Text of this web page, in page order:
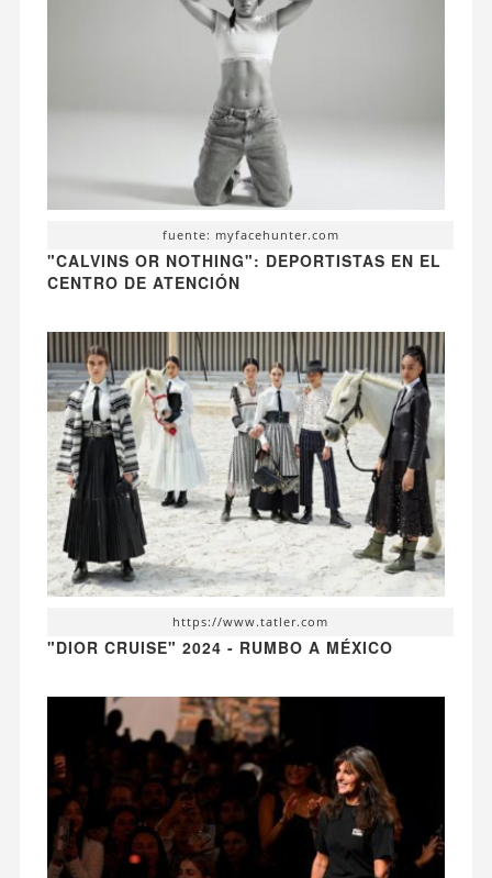
fuente: myfacehunter.com
"CALVINS OR NOTHING": DEPORTISTAS EN EL
CENTRO DE ATENCIÓN
https://www.tatler.com
"DIOR CRUISE" 2024 - RUMBO A MÉXICO